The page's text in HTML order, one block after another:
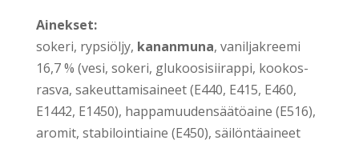
Ainek­set:
soke­ri, ryp­siöl­jy, kanan­mu­na, vanil­ja­kree­mi
16,7 % (vesi, soke­ri, glu­koo­si­sii­rap­pi, koo­kos­
ras­va, sakeut­ta­mi­sai­neet (E440, E415, E460,
E1442, E1450), hap­pa­muu­den­sää­tö­ai­ne (E516),
aro­mit, sta­bi­loin­tiai­ne (E450), säi­lön­tä­ai­neet